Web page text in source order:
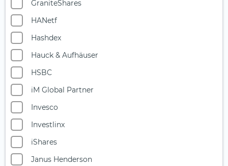
GraniteShares
HANetf
Hashdex
Hauck & Aufhäuser
HSBC
iM Global Partner
Invesco
Investlinx
iShares
Janus Henderson